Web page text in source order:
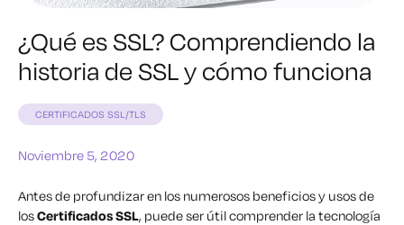
¿Qué es SSL? Comprendiendo la
historia de SSL y cómo funciona
CERTIFICADOS SSL/TLS
Noviembre 5, 2020
Antes de profundizar en los numerosos beneficios y usos de
losCertificados SSL, puede ser útil comprender la tecnología